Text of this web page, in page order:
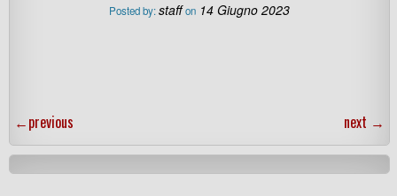
Posted by:staff on 14 Giugno 2023
←previous next →